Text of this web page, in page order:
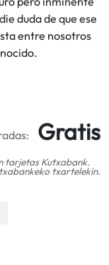
duda de que ese
entre nosotros
Gratis
tarjetas Kutxabank.
txartelekin.